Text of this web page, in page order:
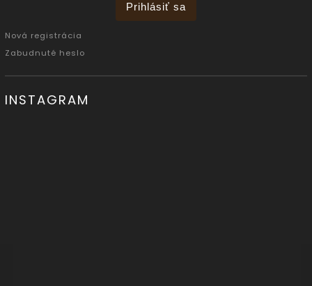
Prihlásiť sa
Nová registrácia
Zabudnuté heslo
INSTAGRAM